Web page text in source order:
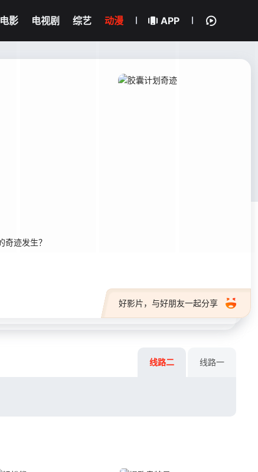
电影 电视剧 综艺 动漫 APP
迹发生？
好影片，与好朋友一起分享
线路二 线路一